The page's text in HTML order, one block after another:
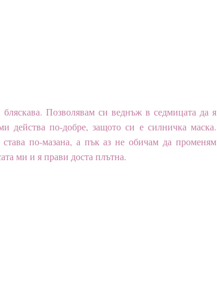
Позволявам си веднъж в седмицата да я
действа по-добре, защото си е силничка маска.
по-мазана, а пък аз не обичам да променям
ми и я прави доста плътна.